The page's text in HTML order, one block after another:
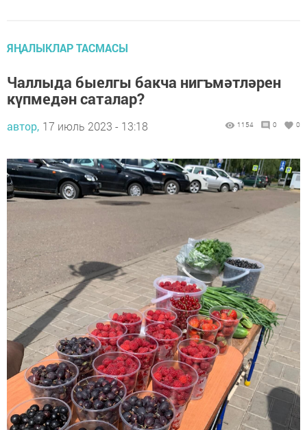
ЯҢАЛЫКЛАР ТАСМАСЫ
Чаллыда быелгы бакча нигъмәтләрен
күпмедән саталар?
автор, 17 июль 2023 - 13:18 1154 0 0